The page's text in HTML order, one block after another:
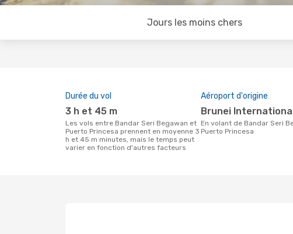
Jours les moins chers
Durée du vol
3 h et 45 m
Les vols entre Bandar Seri Begawan et
Puerto Princesa prennent en moyenne 3
h et 45 m minutes, mais le temps peut
varier en fonction d'autres facteurs
Aéroport d'origine
Brunei
En volant de Bandar Seri Begawan à
Puerto Princesa